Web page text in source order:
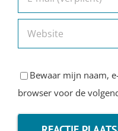
Bewaar mijn naam,
browser voor de